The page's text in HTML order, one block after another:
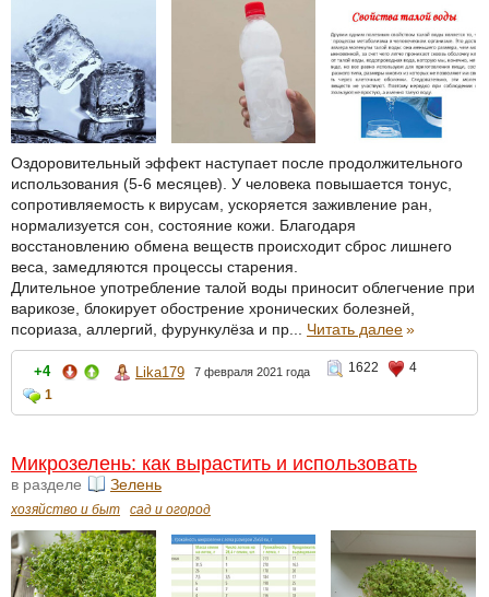
Оздоровительный эффект наступает после продолжительного
использования (5-6 месяцев). У человека повышается тонус,
сопротивляемость к вирусам, ускоряется заживление ран,
нормализуется сон, состояние кожи. Благодаря
восстановлению обмена веществ происходит сброс лишнего
веса, замедляются процессы старения.
Длительное употребление талой воды приносит облегчение при
варикозе, блокирует обострение хронических болезней,
псориаза, аллергий, фурункулёза и пр... Читать далее»
+4 Lika179 7 февраля 2021 года 1622
4
1
Микрозелень: как вырастить и использовать
в разделе Зелень
хозяйство и быт сад и огород